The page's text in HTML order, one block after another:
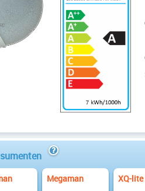
info
Megaman XQ-lite